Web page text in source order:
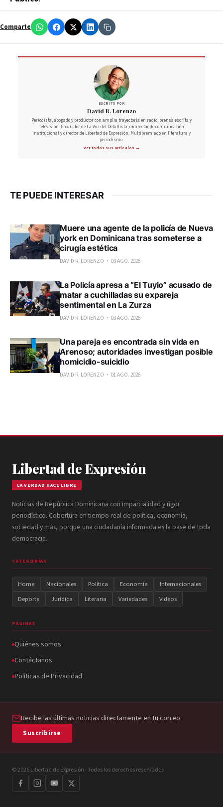
Comparte
ESCRITO POR
David R. Lorenzo
Periodista, abogado y productor con amplia trayectoria en radio, prensa escrita y
televisión. Productor de La Voz del Detallista, exdirector de comunicación
institucional y director de Libertad de Expresión. Multipremiado en literatura y
periodismo.
Ver todos sus artículos →
TE PUEDE INTERESAR
Muere una agente de la policía de Nueva
york en Dominicana tras someterse a
cirugía estética
DAVID R. LORENZO 03 AGO. 2026
La Policía apresa a “El Tuyio” acusado de
matar a cuchilladas su expareja
sentimental en La Zurza
DAVID R. LORENZO 03 AGO. 2026
Una pareja es encontrada sin vida en
Arenoso; autoridades investigan posible
homicidio-suicidio
DAVID R. LORENZO 01 AGO. 2026
Libertad de Expresión
LA VERDAD HACE LIBRE
Noticias de República Dominicana con imparcialidad y rigor
periodístico. Cobertura en tiempo real de política, economía,
sociedad y más, porque una ciudadanía informada es la base de toda
democracia.
CATEGORÍAS
Home Nacionales Política Economía
Internacionales
Deporte
Jurídica Literaria Variedades Videos
PÁGINAS
Quiénes somos
Contáctanos
Políticas de Privacidad
Recibe las últimas noticias directamente en tu correo.
Suscribirse
© 2026 Libertad de Expresión · Todos los derechos reservados